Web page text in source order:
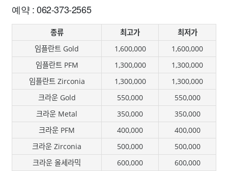
예약 : 062-373-2565
종류 최고가
최저가
임플란트 Gold
1,600,000
1,600,000
임플란트 PFM
1,300,000
1,300,000
임플란트 Zirconia
1,300,000
1,300,000
크라운 Gold
550,000
550,000
크라운 Metal
350,000
350,000
크라운 PFM
400,000
400,000
크라운 Zirconia
500,000
500,000
크라운 올세라믹
600,000 600,000